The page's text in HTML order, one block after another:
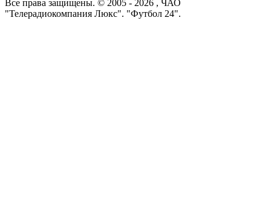
Все права защищены. © 2005 - 2026 , ЧАО
"Телерадиокомпания Люкс". "Футбол 24".